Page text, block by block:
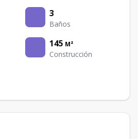
3
Baños
145 M²
Construcción